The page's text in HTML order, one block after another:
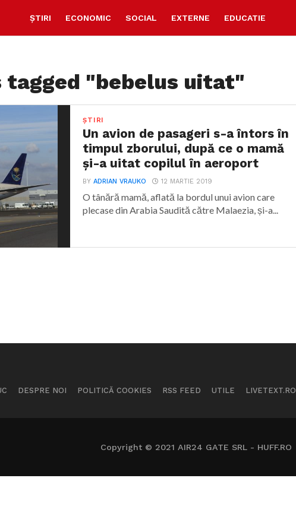
ȘTIRI ECONOMIC SOCIAL EXTERNE EDUCATIE
tagged "bebelus uitat"
ȘTIRI
Un avion de pasageri s-a întors în
timpul zborului, după ce o mamă
și-a uitat copilul în aeroport
BYADRIAN VRAUKO 12 MARTIE 2019
O tânără mamă, aflată la bordul unui avion care
plecase din Arabia Saudită către Malaezia, și-a...
DESPRE NOI POLITICĂ COOKIES RSS FEED UTILE LIVETEXT.RO
Copyright © 2021 AIR24 GATE SRL - HUFF.RO